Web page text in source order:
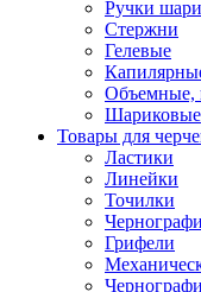
Ручки
Стержни
Гелевые
Объемные,
Шариковые
Товары для
Ластики
Линейки
Точилки
Грифели